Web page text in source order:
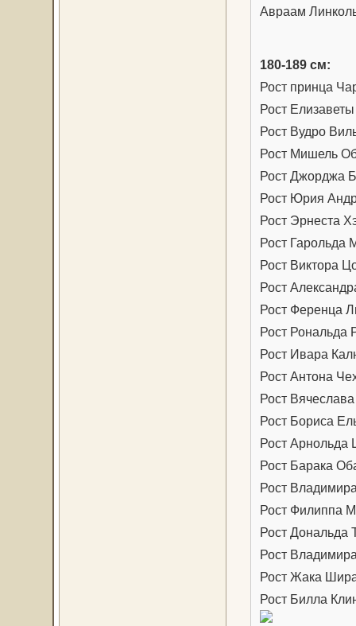
Авраам
180-189 см:
Рост принца
Рост
Рост Вудро
Рост Мишель
Рост Джорджа
Рост Юрия
Рост Эрнеста
Рост Гарольда
Рост Виктора
Рост
Рост Ференца
Рост Рональда
Рост Ивара
Рост Антона
Рост
Рост Бориса
Рост Арнольда
Рост Барака
Рост
Рост Филиппа
Рост Дональда
Рост
Рост Жака
Рост Билла